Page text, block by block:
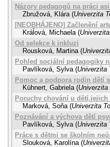
Názory pedagogů na práci
Zbružová, Klára (Univerzita
[NEOBHÁJENO] Začlenění
Kráĺová, Michaela (
Od selekce k inkluzi
Rousková, Martina (
Pohled sociální pedagogiky
Pavlíková, Sylva (Univerzita
Pomoc a podpora rodin dětí
Kühnert, Gabriela (
Poruchy chování u
Marková, Soňa (Univerzita
Poznávání a výchova dětí
Pavlíková, Sylva (Univerzita
Práce s dětmi se školním
Slouková, Karolína (